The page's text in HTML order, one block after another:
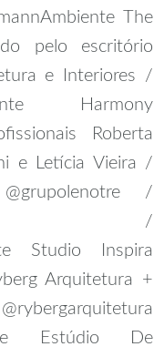
Ambiente The
pelo escritório
e Interiores /
Harmony
Roberta
e Letícia Vieira /
/
/
Studio Inspira
Arquitetura +
Estúdio De